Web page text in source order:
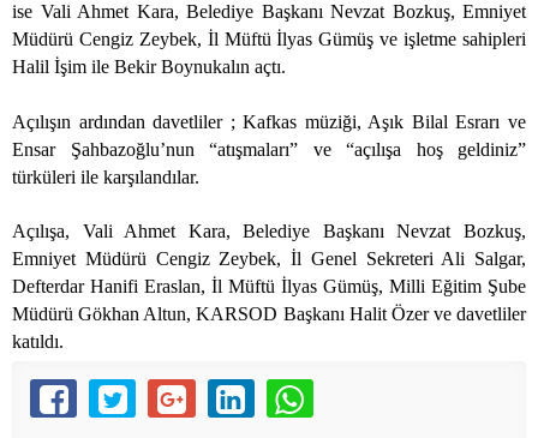
ise Vali Ahmet Kara, Belediye Başkanı Nevzat Bozkuş, Emniyet
Müdürü Cengiz Zeybek, İl Müftü İlyas Gümüş ve işletme sahipleri
Halil İşim ile Bekir Boynukalın açtı.
Açılışın ardından davetliler ; Kafkas müziği, Aşık Bilal Esrarı ve
Ensar Şahbazoğlu’nun “atışmaları” ve “açılışa hoş geldiniz”
türküleri ile karşılandılar.
Açılışa, Vali Ahmet Kara, Belediye Başkanı Nevzat Bozkuş,
Emniyet Müdürü Cengiz Zeybek, İl Genel Sekreteri Ali Salgar,
Defterdar Hanifi Eraslan, İl Müftü İlyas Gümüş, Milli Eğitim Şube
Müdürü Gökhan Altun, KARSOD Başkanı Halit Özer ve davetliler
katıldı.